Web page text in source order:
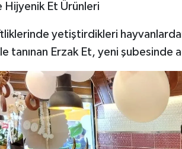
Hijyenik Et Ürünleri
yetiştirdikleri
tanınan Erzak Et, yeni şubesinde